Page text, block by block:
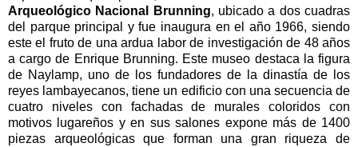
Arqueológico Nacional Brunning, ubicado a dos cuadras
del parque principal y fue inaugura en el año 1966, siendo
este el fruto de una ardua labor de investigación de 48 años
a cargo de Enrique Brunning. Este museo destaca la figura
de Naylamp, uno de los fundadores de la dinastía de los
reyes lambayecanos, tiene un edificio con una secuencia de
cuatro niveles con fachadas de murales coloridos con
motivos lugareños y en sus salones expone más de 1400
piezas arqueológicas que forman una gran riqueza de